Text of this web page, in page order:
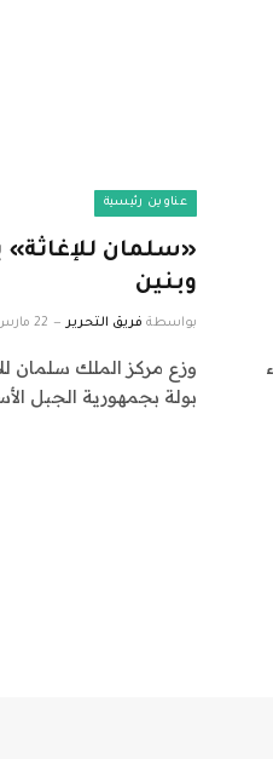
عناوين رئيسية
وبنين
بواسطة فريق التحرير 22 مارس، 2024
بولة بجمهورية الجبل